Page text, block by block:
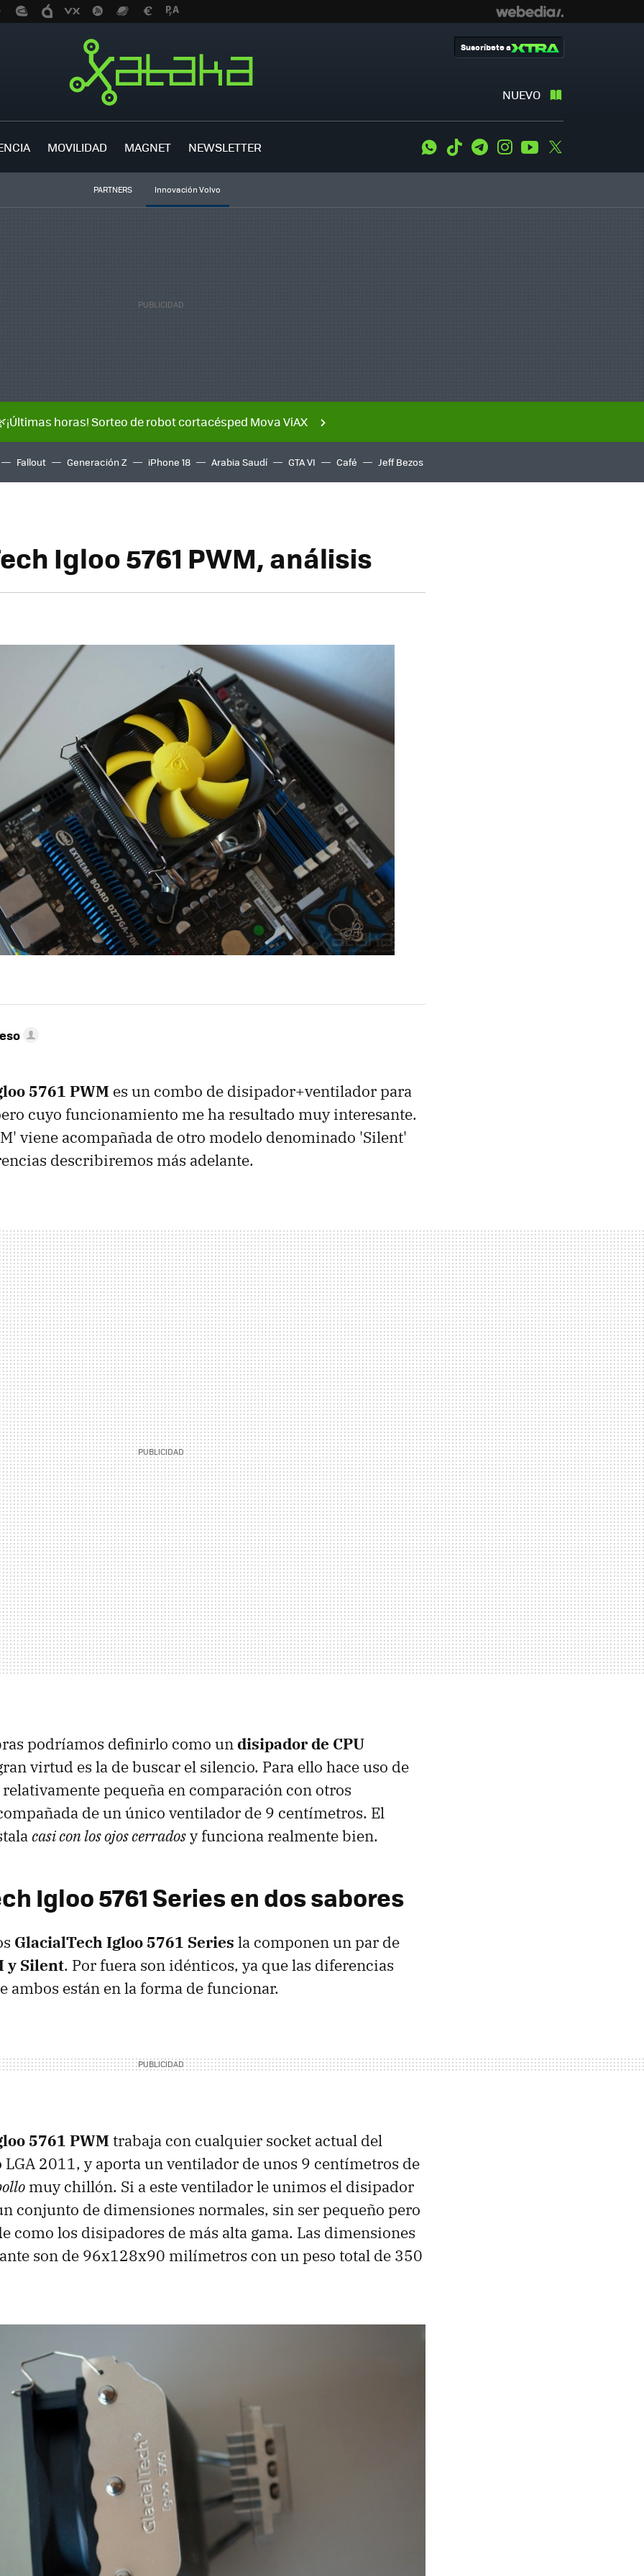
NUEVO
Suscríbete a
MOVILIDAD MAGNET NEWSLETTER WhatsApp
Tiktok TelegramInstagramYoutube
PARTNERS Innovación Volvo
horas! Sorteo de robot cortacésped Mova ViAX
Fallout Generación Z iPhone 18 Arabia Saudí GTA VI Café Jeff Bezos
Igloo 5761 PWM, análisis
5761 PWM es un combo de disipador+ventilador para
cuyo funcionamiento me ha resultado muy interesante.
viene acompañada de otro modelo denominado 'Silent'
describiremos más adelante.
podríamos definirlo como undisipador de CPU
virtud es la de buscar el silencio. Para ello hace uso de
pequeña en comparación con otros
de un único ventilador de 9 centímetros. El
casi con los ojos cerradosy funciona realmente bien.
Igloo 5761 Series en dos sabores
GlacialTech Igloo 5761 Series la componen un par de
y Silent. Por fuera son idénticos, ya que las diferencias
ambos están en la forma de funcionar.
5761 PWM trabaja con cualquier socket actual del
LGA 2011, y aporta un ventilador de unos 9 centímetros de
muy chillón. Si a este ventilador le unimos el disipador
conjunto de dimensiones normales, sin ser pequeño pero
como los disipadores de más alta gama. Las dimensiones
son de 96x128x90 milímetros con un peso total de 350